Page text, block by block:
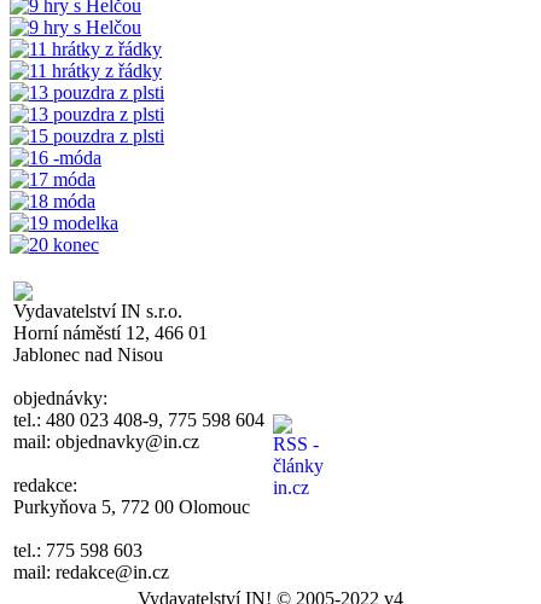
Vydavatelství IN s.r.o.
Horní náměstí 12, 466 01
Jablonec nad Nisou
objednávky:
tel.: 480 023 408-9, 775 598 604
mail: objednavky@in.cz
redakce:
Purkyňova 5, 772 00 Olomouc
tel.: 775 598 603
mail: redakce@in.cz
Vydavatelství IN! © 2005-2022 v4